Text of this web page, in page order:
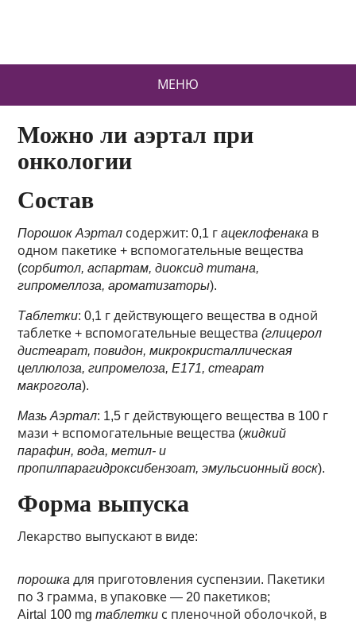
МЕНЮ
Можно ли аэртал при
онкологии
Состав
Порошок Аэртал содержит: 0,1 гацеклофенака в
одном пакетике + вспомогательные вещества
(сорбитол, аспартам, диоксид титана,
гипромеллоза, ароматизаторы).
Таблетки: 0,1 г действующего вещества в одной
таблетке + вспомогательные вещества(глицерол
дистеарат, повидон, микрокристаллическая
целлюлоза, гипромелоза, Е171, стеарат
макрогола).
Мазь Аэртал: 1,5 г действующего вещества в 100 г
мази + вспомогательные вещества (жидкий
парафин, вода, метил- и
пропилпарагидроксибензоат, эмульсионный воск).
Форма выпуска
Лекарство выпускают в виде:
порошка для приготовления суспензии. Пакетики
по 3 грамма, в упаковке — 20 пакетиков;
Airtal 100 mgтаблетки с пленочной оболочкой, в